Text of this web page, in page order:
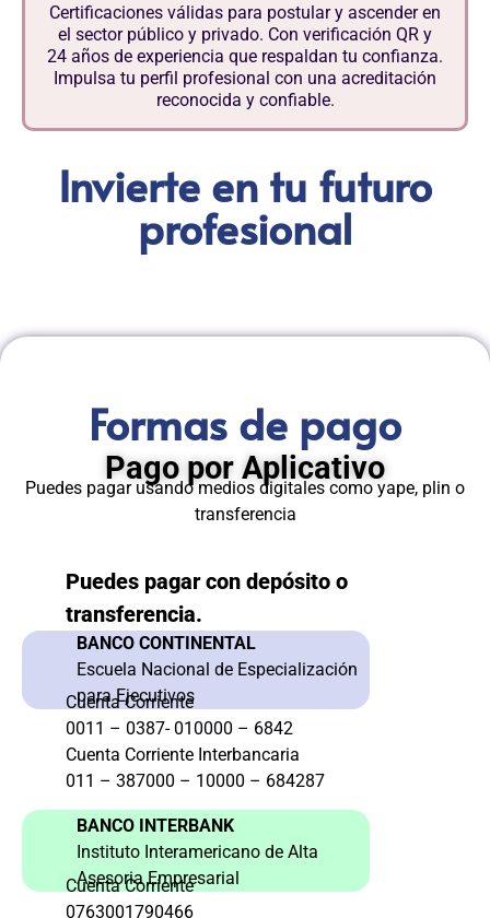
Certificaciones válidas para postular y ascender en
el sector público y privado. Con verificación QR y
24 años de experiencia que respaldan tu confianza.
Impulsa tu perfil profesional con una acreditación
reconocida y confiable.
Invierte en tu futuro
profesional
Formas de pago
Pago por Aplicativo
Puedes pagar usando medios digitales como yape, plin o
transferencia
Puedes pagar con depósito o
transferencia.
BANCO CONTINENTAL
Escuela Nacional de Especialización
para Ejecutivos
Cuenta Corriente
0011 – 0387- 010000 – 6842
Cuenta Corriente Interbancaria
011 – 387000 – 10000 – 684287
BANCO INTERBANK
Instituto Interamericano de Alta
Asesoria Empresarial
Cuenta Corriente
0763001790466